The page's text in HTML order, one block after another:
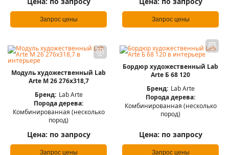
Запрос цены Запрос цены
Модуль художественный Lab
Arte М 26 276х318,7
Бренд: Lab Arte
Порода дерева:
Комбинированная (несколько
пород)
Цена: по запросу
Запрос цены
Бордюр художественный Lab
Arte Б 68 120
Бренд: Lab Arte
Порода дерева:
Комбинированная (несколько
пород)
Цена: по запросу
Запрос цены